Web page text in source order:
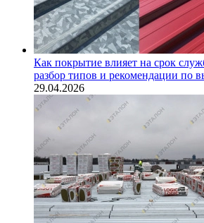
Как покрытие влияет на срок
разбор типов и рекомендации по
29.04.2026